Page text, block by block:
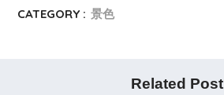
CATEGORY : 景色
Related Post